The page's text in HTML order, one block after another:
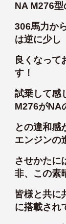
NA M276型
306馬力か
は逆に少し
良くなって
す！
試乗して感
M276がNA
との違和感
エンジンの
させかたに
非、この素
皆様と共に
に搭載され